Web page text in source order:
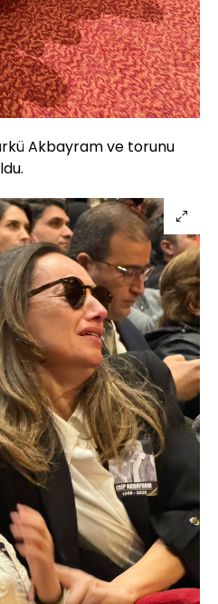
Akbayram ve torunu